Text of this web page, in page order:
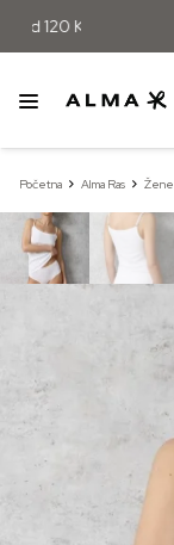
Početna Alma Ras Žene